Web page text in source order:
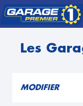
Les
MODIFIER